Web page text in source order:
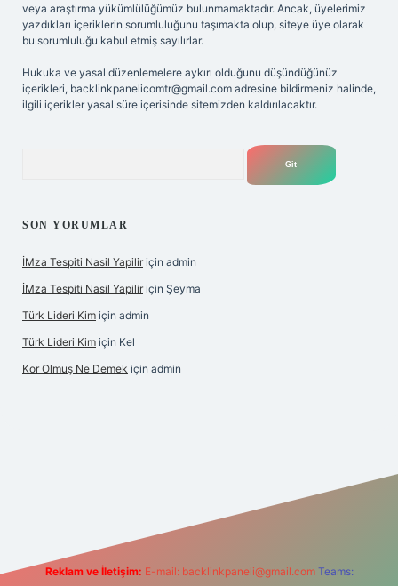
veya araştırma yükümlülüğümüz bulunmamaktadır. Ancak, üyelerimiz
yazdıkları içeriklerin sorumluluğunu taşımakta olup, siteye üye olarak
bu sorumluluğu kabul etmiş sayılırlar.
Hukuka ve yasal düzenlemelere aykırı olduğunu düşündüğünüz
içerikleri, backlinkpanelicomtr@gmail.com adresine bildirmeniz halinde,
ilgili içerikler yasal süre içerisinde sitemizden kaldırılacaktır.
SON YORUMLAR
İMza Tespiti Nasil Yapilir için admin
İMza Tespiti Nasil Yapilir için Şeyma
Türk Lideri Kim için admin
Türk Lideri Kim için Kel
Kor Olmuş Ne Demek için admin
Reklam ve İletişim: E-mail: backlinkpaneli@gmail.com Teams: